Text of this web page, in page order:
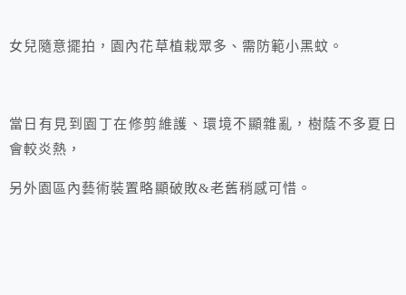
女兒隨意擺拍，園內花草植栽眾多、需防範小黑蚊。
當日有見到園丁在修剪維護、環境不顯雜亂，樹蔭不多夏日
會較炎熱，
另外園區內藝術裝置略顯破敗&老舊稍感可惜。